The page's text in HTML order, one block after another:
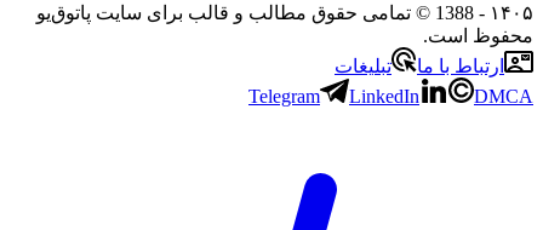
۱۴۰۵
- 1388 © تمامی حقوق مطالب و قالب برای سایت پاتوق‌یو
محفوظ است.
ارتباط با ما
تبلیغات
Telegram
LinkedIn DMCA